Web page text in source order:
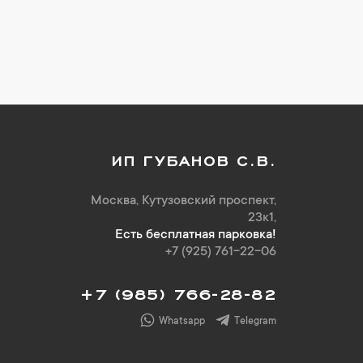
ИП ГУБАНОВ С.В.
Москва, Кутузовский проспект,
23к1,
Есть бесплатная парковка!
+7 (925) 761-22-06
+7 (985) 766-28-82
Whatsapp Telegram